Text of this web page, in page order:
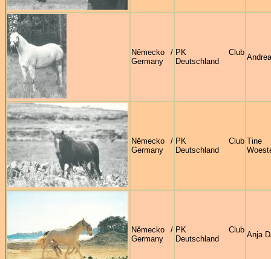
Německo /
Germany
PK Club
Deutschland
Německo /
Germany
PK Club
Deutschland
Tine
Německo /
Germany
PK Club
Deutschland
Anja